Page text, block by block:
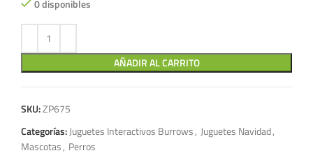
0 disponibles
AÑADIR AL CARRITO
SKU:ZP675
Categorías:Juguetes Interactivos Burrows, Juguetes Navidad,
Mascotas, Perros